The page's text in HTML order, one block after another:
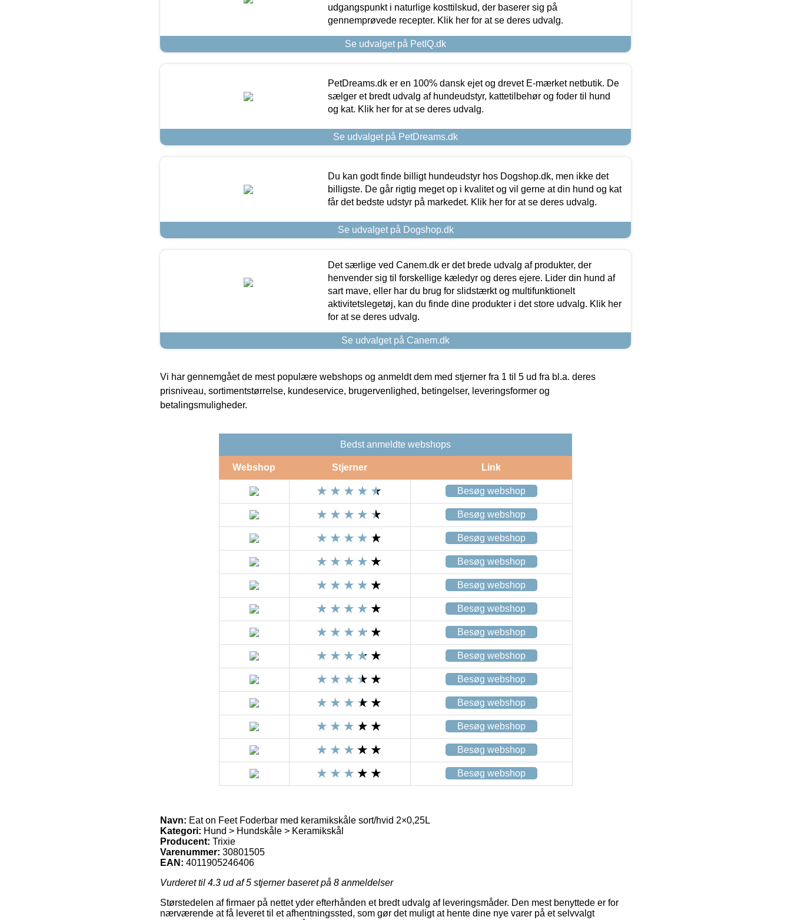
udgangspunkt i naturlige kosttilskud, der baserer sig på
gennemprøvede recepter. Klik her for at se deres udvalg.
Se udvalget på PetIQ.dk
PetDreams.dk er en 100% dansk ejet og drevet E-mærket netbutik. De
sælger et bredt udvalg af hundeudstyr, kattetilbehør og foder til hund
og kat. Klik her for at se deres udvalg.
Se udvalget på PetDreams.dk
Du kan godt finde billigt hundeudstyr hos Dogshop.dk, men ikke det
billigste. De går rigtig meget op i kvalitet og vil gerne at din hund og kat
får det bedste udstyr på markedet. Klik her for at se deres udvalg.
Se udvalget på Dogshop.dk
Det særlige ved Canem.dk er det brede udvalg af produkter, der
henvender sig til forskellige kæledyr og deres ejere. Lider din hund af
sart mave, eller har du brug for slidstærkt og multifunktionelt
aktivitetslegetøj, kan du finde dine produkter i det store udvalg. Klik her
for at se deres udvalg.
Se udvalget på Canem.dk
Vi har gennemgået de mest populære webshops og anmeldt dem med stjerner fra 1 til 5 ud fra bl.a. deres
prisniveau, sortimentstørrelse, kundeservice, brugervenlighed, betingelser, leveringsformer og
betalingsmuligheder.
Bedst anmeldte webshops
Webshop Stjerner Link
Besøg webshop
Besøg webshop
Besøg webshop
Besøg webshop
Besøg webshop
Besøg webshop
Besøg webshop
Besøg webshop
Besøg webshop
Besøg webshop
Besøg webshop
Besøg webshop
Besøg webshop
Navn: Eat on Feet Foderbar med keramikskåle sort/hvid 2×0,25L
Kategori: Hund > Hundskåle > Keramikskål
Producent: Trixie
Varenummer: 30801505
EAN: 4011905246406
Vurderet til 4.3 ud af 5 stjerner baseret på 8 anmeldelser
Størstedelen af firmaer på nettet yder efterhånden et bredt udvalg af leveringsmåder. Den mest benyttede er for
nærværende at få leveret til et afhentningssted, som gør det muligt at hente dine nye varer på et selvvalgt